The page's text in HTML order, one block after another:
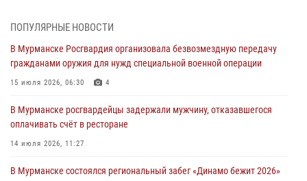
03 августа 2026, 12:23 4
Сотрудники вневедомственной охраны Росгвардии пресекли
хулиганские действия дебошира на автозаправочной станции
города Кандалакши
Сотрудники Росгвардии провели инструктаж по
антитеррористической защищенности для членов избирательных
31 июля 2026, 08:48 3
ПОПУЛЯРНЫЕ НОВОСТИ
В Мурманске Росгвардия организовала безвозмездную передачу
гражданами оружия для нужд специальной военной операции
15 июля 2026, 06:30 4
В Мурманске росгвардейцы задержали мужчину, отказавшегося
оплачивать счёт в ресторане
14 июля 2026, 11:27
В Мурманске состоялся региональный забег «Динамо бежит 2026»